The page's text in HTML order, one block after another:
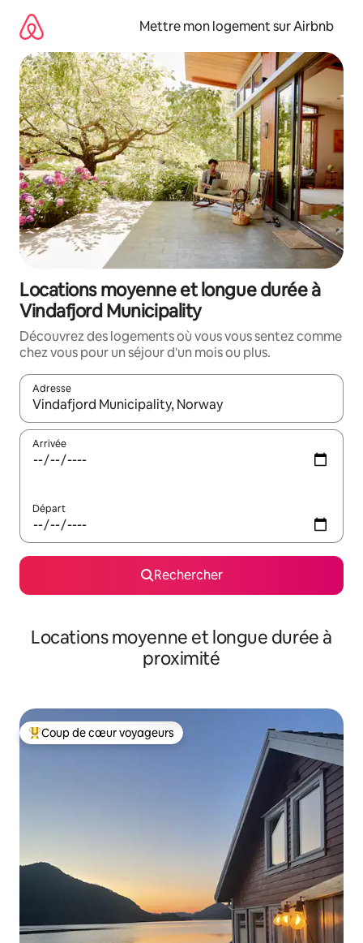
directement
contenu
Mettre mon logement sur Airbnb
Locations moyenne et longue durée à
Vindafjord Municipality
Découvrez des logements où vous vous sentez comme
chez vous pour un séjour d'un mois ou plus.
Adresse
Lorsque les résultats s'affichent, utilisez les flèches vers le
Arrivée
Départ
Rechercher
Locations moyenne et longue durée à
proximité
Coups de cœur voyageurs les plus appréciés
Coup de cœur voyageurs